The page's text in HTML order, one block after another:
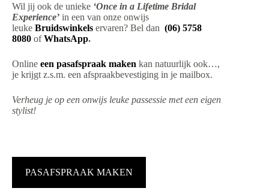
Wil jij ook de unieke ‘Once in a Lifetime Bridal
Experience’ in een van onze onwijs
leuke Bruidswinkels ervaren? Bel dan (06) 5758
8080 ofWhatsApp.
Online een pasafspraak maken kan natuurlijk ook…,
je krijgt z.s.m. een afspraakbevestiging in je mailbox.
Verheug je op een onwijs leuke passessie met een eigen
stylist!
PASAFSPRAAK MAKEN